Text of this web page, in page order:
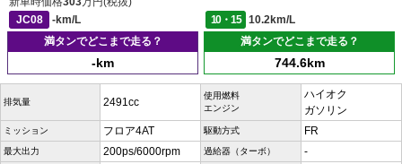
JC08
-km/L 10・15
10.2km/L
満タンでどこまで走る？
-km
満タンでどこまで走る？
744.6km
排気量 2491cc
使用燃料
エンジン
ハイオク
ガソリン
ミッション フロア4AT 駆動方式 FR
最大出力 200ps/6000rpm 過給器（ターボ） -